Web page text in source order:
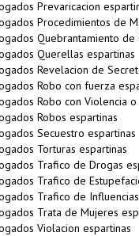
Prevaricacion
Procedimientos de
Quebrantamiento de
Querellas espartinas
Revelacion de
Robo con fuerza
Robo con Violencia
Robos espartinas
Secuestro espartinas
Torturas espartinas
Trafico de Drogas
Trafico de
Trafico de
Trata de Mujeres
Violacion espartinas